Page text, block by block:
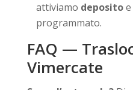
attiviamo depositoe
programmato.
FAQ —
Vimercate